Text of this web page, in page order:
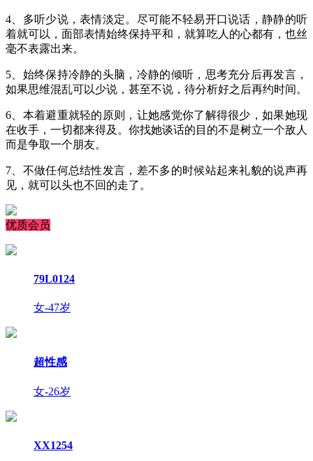
4、多听少说，表情淡定。尽可能不轻易开口说话，静静的听
着就可以，面部表情始终保持平和，就算吃人的心都有，也丝
毫不表露出来。
5、始终保持冷静的头脑，冷静的倾听，思考充分后再发言，
如果思维混乱可以少说，甚至不说，待分析好之后再约时间。
6、本着避重就轻的原则，让她感觉你了解得很少，如果她现
在收手，一切都来得及。你找她谈话的目的不是树立一个敌人
而是争取一个朋友。
7、不做任何总结性发言，差不多的时候站起来礼貌的说声再
见，就可以头也不回的走了。
优质会员
79L0124
女-47岁
超性感
女-26岁
XX1254